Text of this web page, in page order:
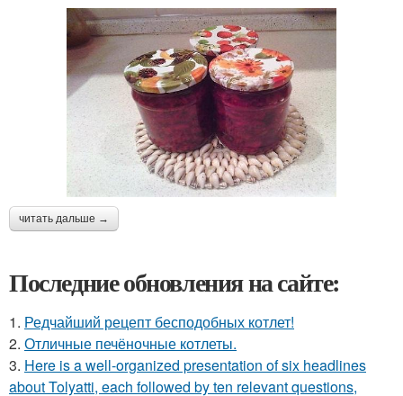
читать дальше →
Последние обновления на сайте:
1. Редчайший рецепт бесподобных котлет!
2. Отличные печёночные котлеты.
3. Here is a well-organized presentation of six headlines
about Tolyatti, each followed by ten relevant questions,